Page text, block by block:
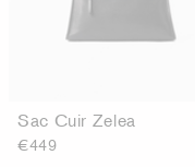
Sac Cuir Zelea
€449